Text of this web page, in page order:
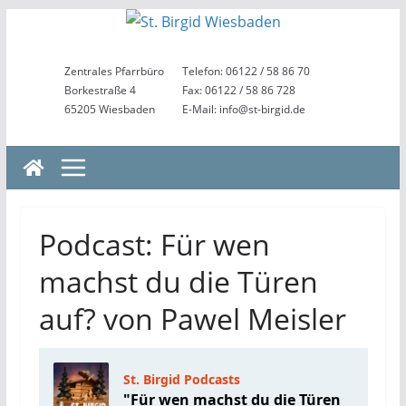
springenZentrales Pfarrbüro
Borkestraße 4
65205 Wiesbaden
Telefon: 06122 / 58 86 70
Fax: 06122 / 58 86 728
E-Mail: info@st-birgid.de
Podcast: Für wen
machst du die Türen
auf? von Pawel Meisler